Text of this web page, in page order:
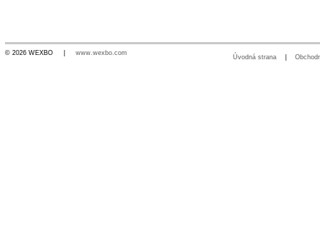
© 2026 WEXBO | www.wexbo.com
Úvodná strana